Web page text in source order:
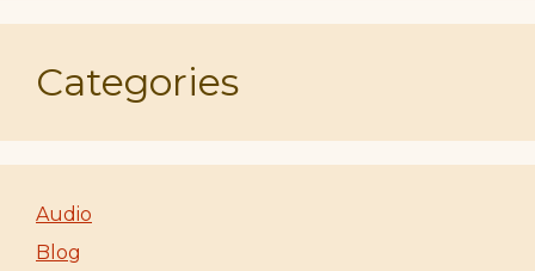
Categories
Audio
Blog